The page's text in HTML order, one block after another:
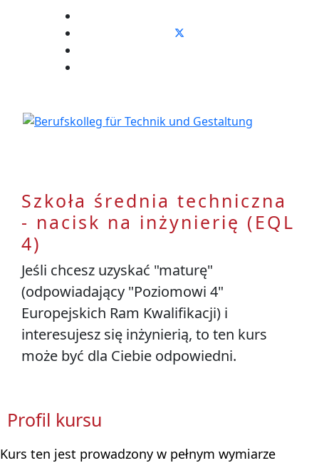
Szkoła średnia techniczna
- nacisk na inżynierię (EQL
4)
Jeśli chcesz uzyskać "maturę"
(odpowiadający "Poziomowi 4"
Europejskich Ram Kwalifikacji) i
interesujesz się inżynierią, to ten kurs
może być dla Ciebie odpowiedni.
Profil kursu
Kurs ten jest prowadzony w pełnym wymiarze